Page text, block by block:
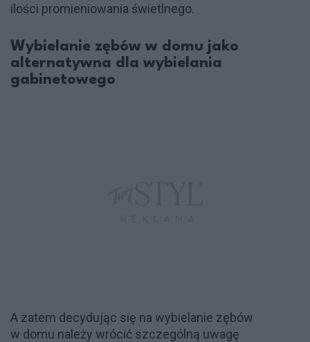
ilości promieniowania świetlnego.
Wybielanie zębów w domu jako
alternatywna dla wybielania
gabinetowego
A zatem decydując się na wybielanie zębów
w domu należy wrócić szczególną uwagę